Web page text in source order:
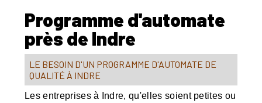
Programme d'automate
près de Indre
LE BESOIN D'UN PROGRAMME D'AUTOMATE DE
QUALITÉ À INDRE
Les entreprises à Indre, qu'elles soient petites ou